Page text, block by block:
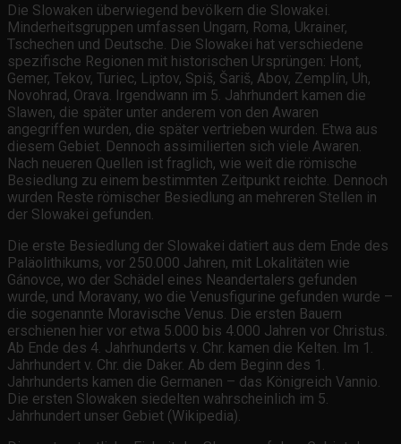
Die Slowaken überwiegend bevölkern die Slowakei.
Minderheitsgruppen umfassen Ungarn, Roma, Ukrainer,
Tschechen und Deutsche. Die Slowakei hat verschiedene
spezifische Regionen mit historischen Ursprüngen: Hont,
Gemer, Tekov, Turiec, Liptov, Spiš, Šariš, Abov, Zemplín, Uh,
Novohrad, Orava. Irgendwann im 5. Jahrhundert kamen die
Slawen, die später unter anderem von den Awaren
angegriffen wurden, die später vertrieben wurden. Etwa aus
diesem Gebiet. Dennoch assimilierten sich viele Awaren.
Nach neueren Quellen ist fraglich, wie weit die römische
Besiedlung zu einem bestimmten Zeitpunkt reichte. Dennoch
wurden Reste römischer Besiedlung an mehreren Stellen in
der Slowakei gefunden.
Die erste Besiedlung der Slowakei datiert aus dem Ende des
Paläolithikums, vor 250.000 Jahren, mit Lokalitäten wie
Gánovce, wo der Schädel eines Neandertalers gefunden
wurde, und Moravany, wo die Venusfigurine gefunden wurde –
die sogenannte Moravische Venus. Die ersten Bauern
erschienen hier vor etwa 5.000 bis 4.000 Jahren vor Christus.
Ab Ende des 4. Jahrhunderts v. Chr. kamen die Kelten. Im 1.
Jahrhundert v. Chr. die Daker. Ab dem Beginn des 1.
Jahrhunderts kamen die Germanen – das Königreich Vannio.
Die ersten Slowaken siedelten wahrscheinlich im 5.
Jahrhundert unser Gebiet (Wikipedia).